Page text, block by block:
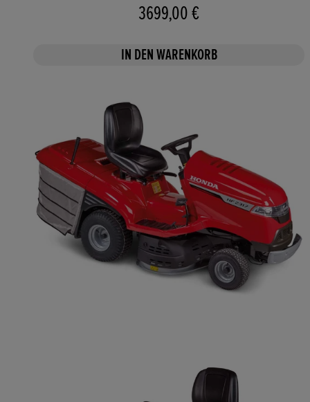
3699,00 €
IN DEN WARENKORB